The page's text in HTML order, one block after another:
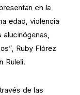
en la
edad, violencia
Ruby Flórez
Ruleli.
de las